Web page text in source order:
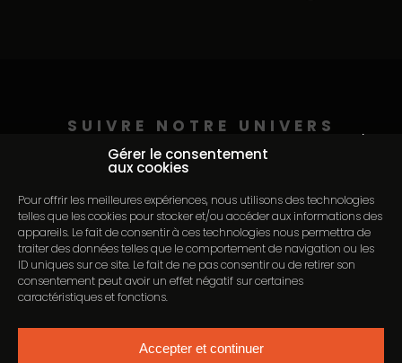
Gérer le consentement
aux cookies
Pour offrir les meilleures expériences, nous utilisons des technologies
telles que les cookies pour stocker et/ou accéder aux informations des
appareils. Le fait de consentir à ces technologies nous permettra de
traiter des données telles que le comportement de navigation ou les
ID uniques sur ce site. Le fait de ne pas consentir ou de retirer son
consentement peut avoir un effet négatif sur certaines
caractéristiques et fonctions.
Accepter et continuer
Continuer sans accepter
SUIVRE NOTRE UNIVERS
@auditorium_pederson
ACCUEIL